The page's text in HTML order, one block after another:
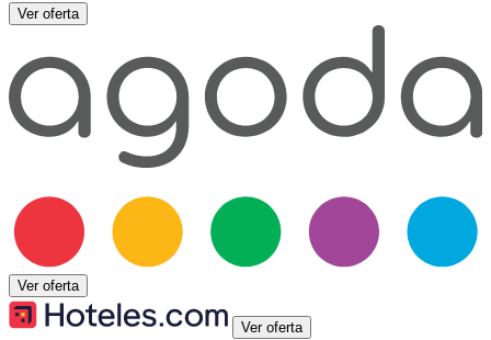
Ver oferta
Ver oferta
Ver oferta